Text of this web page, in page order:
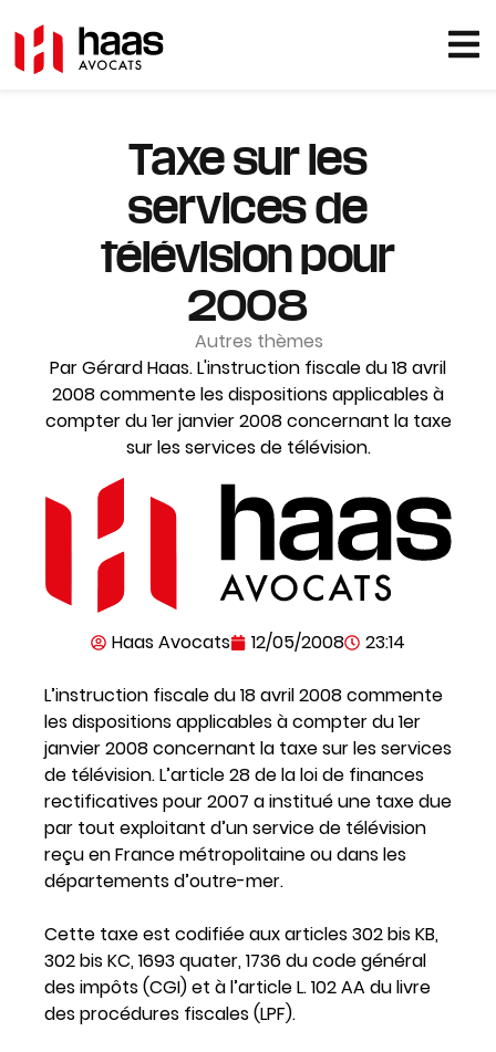
Taxe sur les
services de
télévision pour
2008
Autres thèmes
Par Gérard Haas. L'instruction fiscale du 18 avril
2008 commente les dispositions applicables à
compter du 1er janvier 2008 concernant la taxe
sur les services de télévision.
Haas Avocats 12/05/2008 23:14
L’instruction fiscale du 18 avril 2008 commente
les dispositions applicables à compter du 1er
janvier 2008 concernant la taxe sur les services
de télévision. L’article 28 de la loi de finances
rectificatives pour 2007 a institué une taxe due
par tout exploitant d’un service de télévision
reçu en France métropolitaine ou dans les
départements d’outre-mer.
Cette taxe est codifiée aux articles 302 bis KB,
302 bis KC, 1693 quater, 1736 du code général
des impôts (CGI) et à l’article L. 102 AA du livre
des procédures fiscales (LPF).